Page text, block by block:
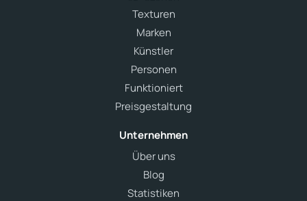
Texturen
Marken
Künstler
Personen
Funktioniert
Preisgestaltung
Unternehmen
Über uns
Blog
Statistiken